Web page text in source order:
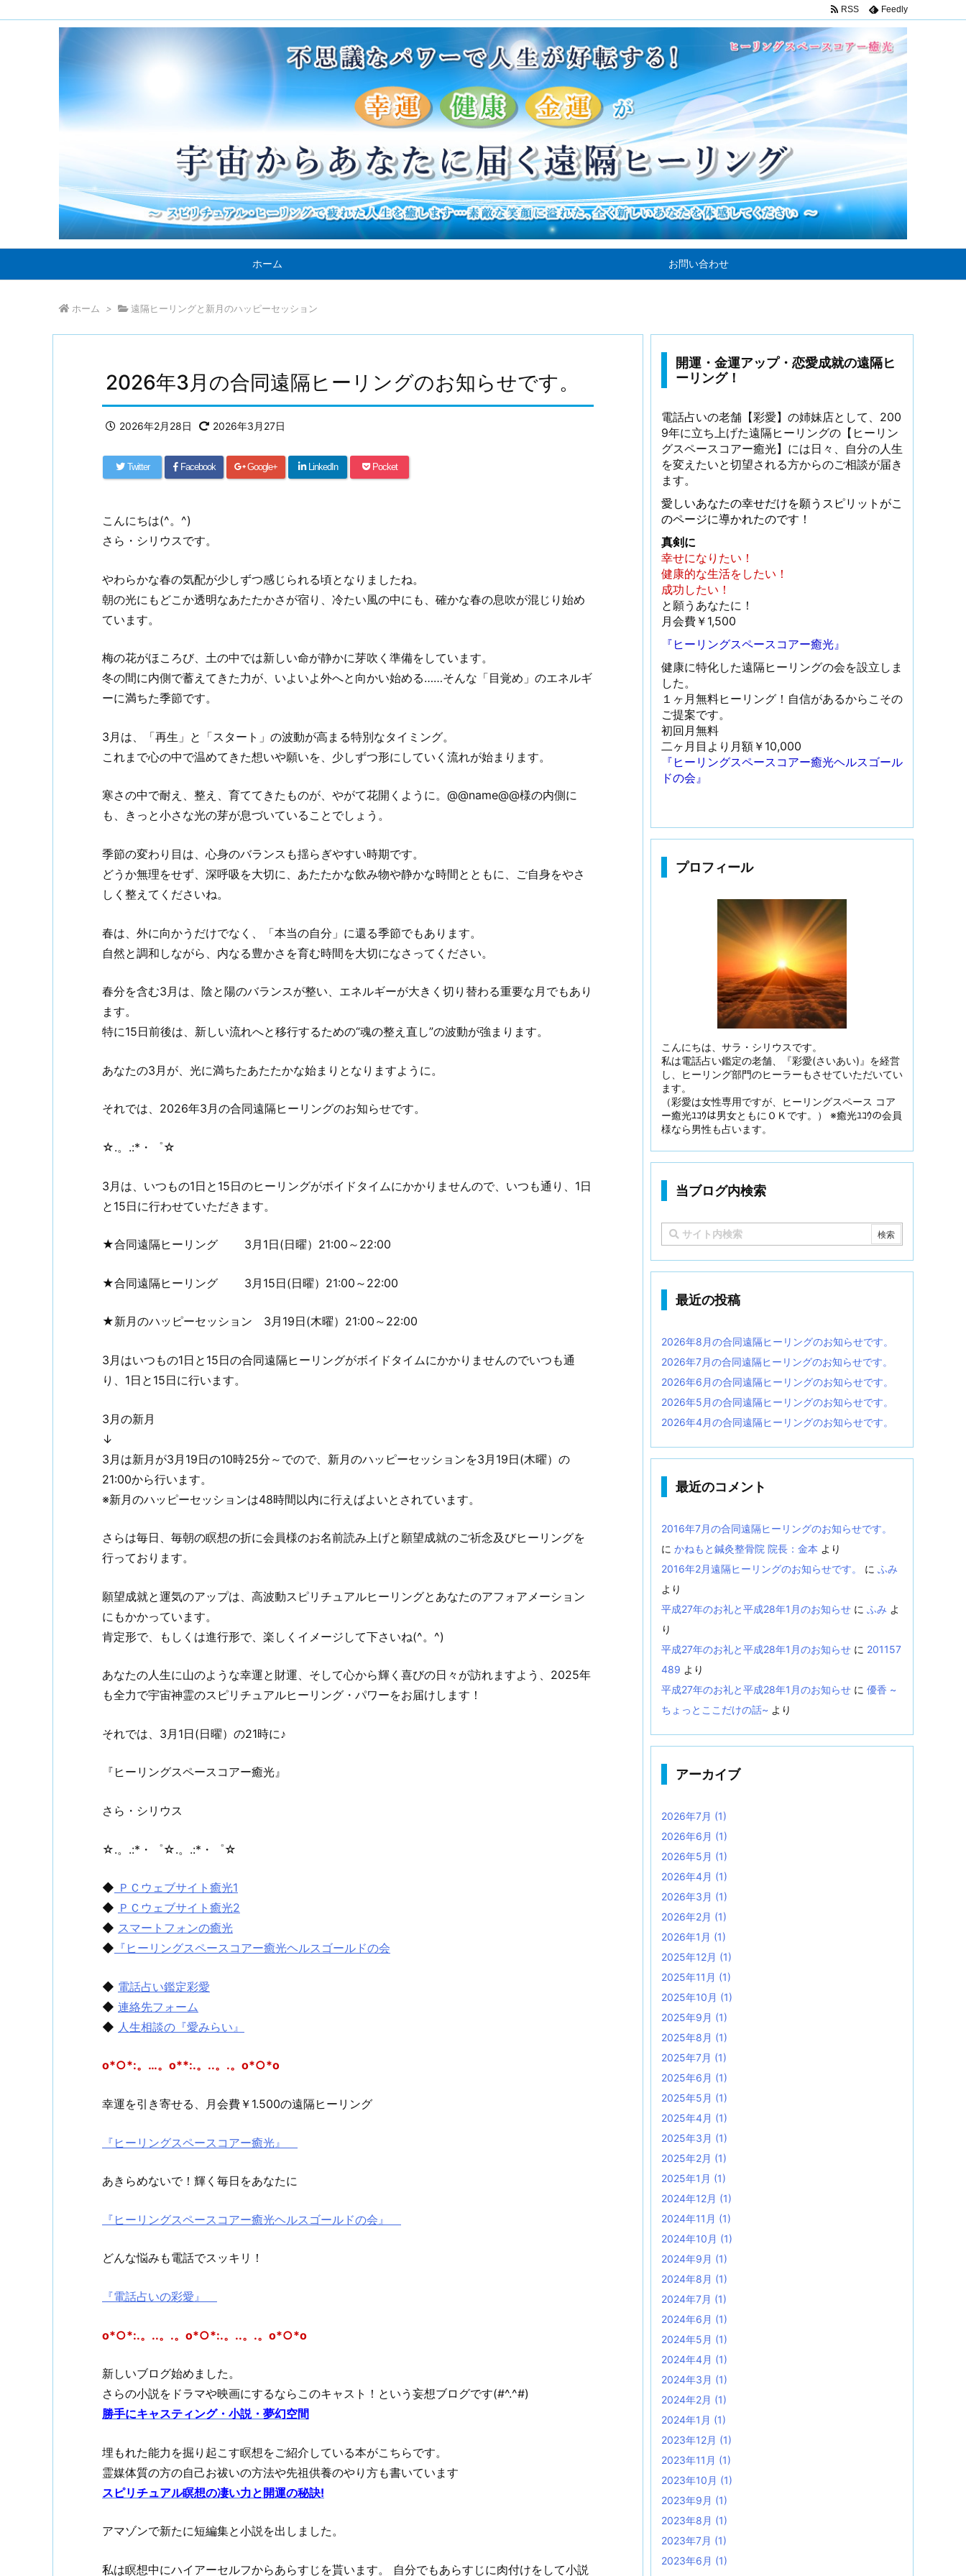
ホーム お問い合わせ
RSS Feedly
ホーム > 遠隔ヒーリングと新月のハッピーセッション
2026年3月の合同遠隔ヒーリングのお知らせです。
2026年2月28日 2026年3月27日
Twitter Facebook Google+ LinkedIn Pocket
こんにちは(^。^)
さら・シリウスです。
やわらかな春の気配が少しずつ感じられる頃となりましたね。
朝の光にもどこか透明なあたたかさが宿り、冷たい風の中にも、確かな春の息吹が混じり始め
ています。
梅の花がほころび、土の中では新しい命が静かに芽吹く準備をしています。
冬の間に内側で蓄えてきた力が、いよいよ外へと向かい始める……そんな「目覚め」のエネルギ
ーに満ちた季節です。
3月は、「再生」と「スタート」の波動が高まる特別なタイミング。
これまで心の中で温めてきた想いや願いを、少しずつ形にしていく流れが始まります。
寒さの中で耐え、整え、育ててきたものが、やがて花開くように。@@name@@様の内側に
も、きっと小さな光の芽が息づいていることでしょう。
季節の変わり目は、心身のバランスも揺らぎやすい時期です。
どうか無理をせず、深呼吸を大切に、あたたかな飲み物や静かな時間とともに、ご自身をやさ
しく整えてくださいね。
春は、外に向かうだけでなく、「本当の自分」に還る季節でもあります。
自然と調和しながら、内なる豊かさを育む時間を大切になさってください。
春分を含む3月は、陰と陽のバランスが整い、エネルギーが大きく切り替わる重要な月でもあり
ます。
特に15日前後は、新しい流れへと移行するための“魂の整え直し”の波動が強まります。
あなたの3月が、光に満ちたあたたかな始まりとなりますように。
それでは、2026年3月の合同遠隔ヒーリングのお知らせです。
☆.。.:*・゜☆
3月は、いつもの1日と15日のヒーリングがボイドタイムにかかりませんので、いつも通り、1日
と15日に行わせていただきます。
★合同遠隔ヒーリング 3月1日(日曜）21:00～22:00
★合同遠隔ヒーリング 3月15日(日曜）21:00～22:00
★新月のハッピーセッション 3月19日(木曜）21:00～22:00
3月はいつもの1日と15日の合同遠隔ヒーリングがボイドタイムにかかりませんのでいつも通
り、1日と15日に行います。
3月の新月
↓
3月は新月が3月19日の10時25分～でので、新月のハッピーセッションを3月19日(木曜）の
21:00から行います。
※新月のハッピーセッションは48時間以内に行えばよいとされています。
さらは毎日、毎朝の瞑想の折に会員様のお名前読み上げと願望成就のご祈念及びヒーリングを
行っております。
願望成就と運気のアップは、高波動スピリチュアルヒーリングとあなたのアフォアメーション
にもかかっています。
肯定形で、もしくは進行形で、楽しくイメージして下さいね(^。^)
あなたの人生に山のような幸運と財運、そして心から輝く喜びの日々が訪れますよう、2025年
も全力で宇宙神霊のスピリチュアルヒーリング・パワーをお届けします！
それでは、3月1日(日曜）の21時に♪
『ヒーリングスペースコアー癒光』
さら・シリウス
☆.。.:*・゜☆.。.:*・゜☆
◆ ＰＣウェブサイト癒光1
◆ ＰＣウェブサイト癒光2
◆ スマートフォンの癒光
◆ 『ヒーリングスペースコアー癒光ヘルスゴールドの会
◆ 電話占い鑑定彩愛
◆ 連絡先フォーム
◆ 人生相談の『愛みらい』
o*○*:。…。o**:.。..。.。o*○*o
幸運を引き寄せる、月会費￥1.500の遠隔ヒーリング
『ヒーリングスペースコアー癒光』
あきらめないで！輝く毎日をあなたに
『ヒーリングスペースコアー癒光ヘルスゴールドの会』
どんな悩みも電話でスッキリ！
『電話占いの彩愛』
o*○*:.。..。.。o*○*:.。..。.。o*○*o
新しいブログ始めました。
さらの小説をドラマや映画にするならこのキャスト！という妄想ブログです(#^.^#)
勝手にキャスティング・小説・夢幻空間
埋もれた能力を掘り起こす瞑想をご紹介している本がこちらです。
霊媒体質の方の自己お祓いの方法や先祖供養のやり方も書いています
スピリチュアル瞑想の凄い力と開運の秘訣!
アマゾンで新たに短編集と小説を出しました。
私は瞑想中にハイアーセルフからあらすじを貰います。 自分でもあらすじに肉付けをして小説
開運・金運アップ・恋愛成就の遠隔ヒ
ーリング！
電話占いの老舗【彩愛】の姉妹店として、200
9年に立ち上げた遠隔ヒーリングの【ヒーリン
グスペースコアー癒光】には日々、自分の人生
を変えたいと切望される方からのご相談が届き
ます。
愛しいあなたの幸せだけを願うスピリットがこ
のページに導かれたのです！
真剣に
幸せになりたい！
健康的な生活をしたい！
成功したい！
と願うあなたに！
月会費￥1,500
『ヒーリングスペースコアー癒光』
健康に特化した遠隔ヒーリングの会を設立しま
した。
１ヶ月無料ヒーリング！自信があるからこその
ご提案です。
初回月無料
二ヶ月目より月額￥10,000
『ヒーリングスペースコアー癒光ヘルスゴール
ドの会』
プロフィール
こんにちは、サラ・シリウスです。
私は電話占い鑑定の老舗、『彩愛(さいあい)』を経営
し、ヒーリング部門のヒーラーもさせていただいてい
ます。
（彩愛は女性専用ですが、ヒーリングスペース コア
ー癒光ﾕｺｳは男女ともにＯＫです。） ※癒光ﾕｺｳの会員
様なら男性も占います。
当ブログ内検索
最近の投稿
2026年8月の合同遠隔ヒーリングのお知らせです。
2026年7月の合同遠隔ヒーリングのお知らせです。
2026年6月の合同遠隔ヒーリングのお知らせです。
2026年5月の合同遠隔ヒーリングのお知らせです。
2026年4月の合同遠隔ヒーリングのお知らせです。
最近のコメント
2016年7月の合同遠隔ヒーリングのお知らせです。
に かねもと鍼灸整骨院 院長：金本 より
2016年2月遠隔ヒーリングのお知らせです。
に ふみ
より
平成27年のお礼と平成28年1月のお知らせ に ふみ よ
り
平成27年のお礼と平成28年1月のお知らせ に 201157
489 より
平成27年のお礼と平成28年1月のお知らせ に 優香 ~
ちょっとここだけの話~ より
アーカイブ
2026年7月 (1)
2026年6月 (1)
2026年5月 (1)
2026年4月 (1)
2026年3月 (1)
2026年2月 (1)
2026年1月 (1)
2025年12月 (1)
2025年11月 (1)
2025年10月 (1)
2025年9月 (1)
2025年8月 (1)
2025年7月 (1)
2025年6月 (1)
2025年5月 (1)
2025年4月 (1)
2025年3月 (1)
2025年2月 (1)
2025年1月 (1)
2024年12月 (1)
2024年11月 (1)
2024年10月 (1)
2024年9月 (1)
2024年8月 (1)
2024年7月 (1)
2024年6月 (1)
2024年5月 (1)
2024年4月 (1)
2024年3月 (1)
2024年2月 (1)
2024年1月 (1)
2023年12月 (1)
2023年11月 (1)
2023年10月 (1)
2023年9月 (1)
2023年8月 (1)
2023年7月 (1)
2023年6月 (1)